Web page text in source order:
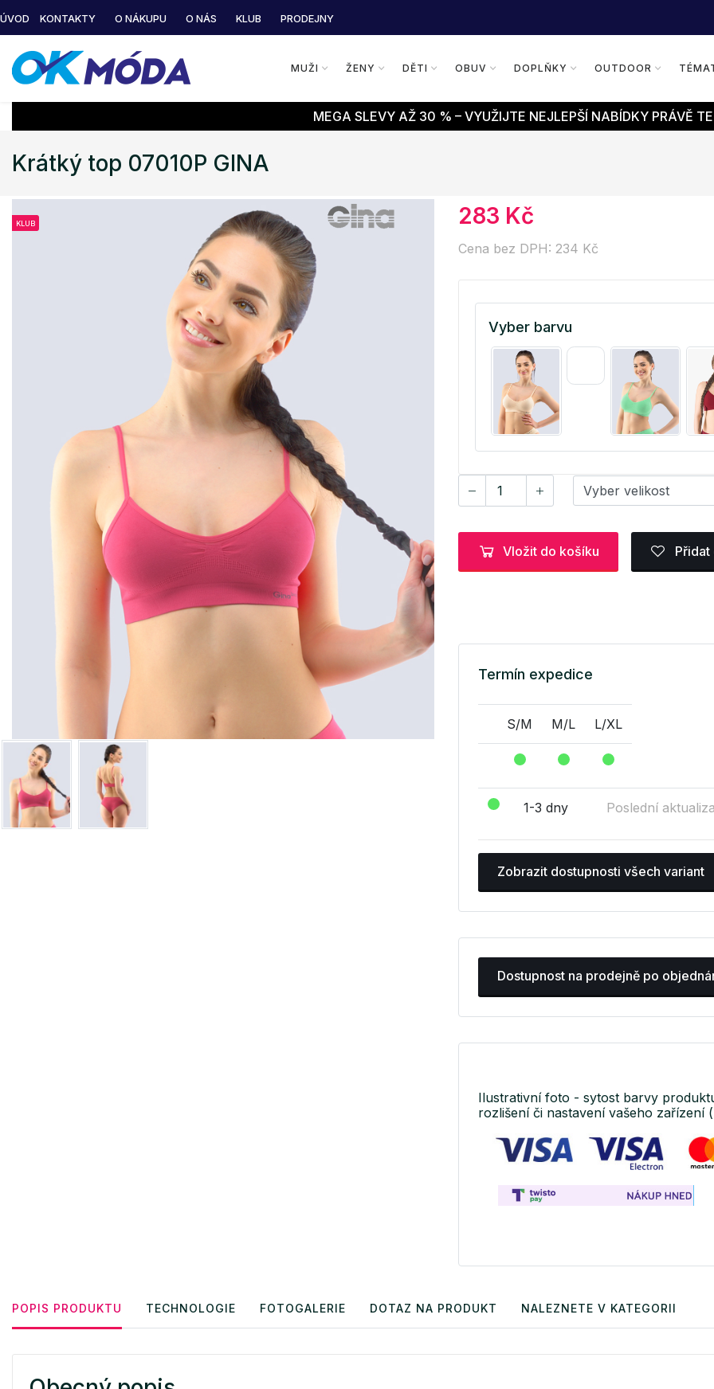
ÚVOD KONTAKTY O NÁKUPU O NÁS KLUB PRODEJNY
MUŽI ŽENY DĚTI OBUV DOPLŇKY OUTDOOR
MEGA SLEVY AŽ 30 % – VYUŽIJTE NEJLEPŠÍ NABÍDKY PRÁVĚ
Krátký top 07010P GINA
KLUB 283 Kč
Cena bez DPH: 234 Kč
Vyber barvu
Vložit do košíku
Termín expedice
S/M M/L L/XL
1-3 dny Poslední
Zobrazit dostupnosti všech variant
Dostupnost na prodejně po
Ilustrativní foto - sytost barvy
rozlišení či nastavení vašeho zařízení
POPIS PRODUKTU TECHNOLOGIE FOTOGALERIE DOTAZ NA PRODUKT NALEZNETE V KATEGORII